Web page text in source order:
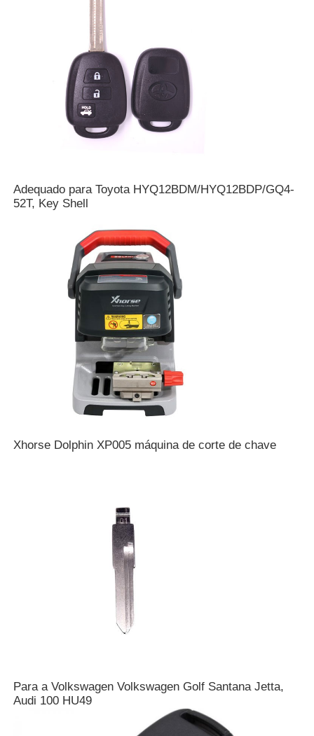
Carro Chave Shell
Lâmina da Chave do Carro
Máquina de corte de moagem de um só ângulo
microplaqueta do identificador
Máquina de fechadura
Chave inteligente KEYDIY
Adequado para Toyota HYQ12BDM/HYQ12BDP/GQ4-
52T, Key Shell
Xhorse Dolphin XP005 máquina de corte de chave
Para a Volkswagen Volkswagen Golf Santana Jetta,
Audi 100 HU49